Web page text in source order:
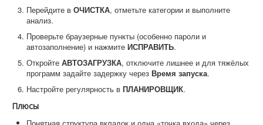
Перейдите в ОЧИСТКА, отметьте категории и выполните
анализ.
Проверьте браузерные пункты (особенно пароли и
автозаполнение) и нажмите ИСПРАВИТЬ.
Откройте АВТОЗАГРУЗКА, отключите лишнее и для тяжёлых
программ задайте задержку через Время запуска.
Настройте регулярность в ПЛАНИРОВЩИК.
Плюсы
Понятная структура вкладок и одна «точка входа» через